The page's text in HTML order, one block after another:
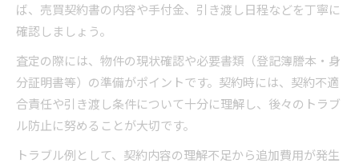
ば、売買契約書の内容や手付金、引き渡し日程などを丁寧に
確認しましょう。
査定の際には、物件の現状確認や必要書類（登記簿謄本・身
分証明書等）の準備がポイントです。契約時には、契約不適
合責任や引き渡し条件について十分に理解し、後々のトラブ
ル防止に努めることが大切です。
トラブル例として、契約内容の理解不足から追加費用が発生